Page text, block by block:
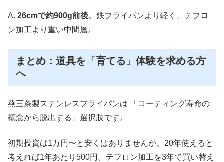
A. 26cmで約900g前後。鉄フライパンより軽く、テフロ
ン加工より重い中間層。
まとめ：道具を「育てる」体験を求める方
へ
燕三条製ステンレスフライパンは
「コーティング寿命の
概念から脱出する」 選択肢です。
初期投資は1万円〜と安くはありませんが、20年使えると
考えれば1年あたり500円。テフロン加工を3年で買い替え